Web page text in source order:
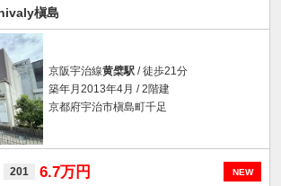
槇島
京阪宇治線黄檗駅/ 徒歩21分
築年月2013年4月 / 2階建
京都府宇治市槇島町千足
NEW
201 6.7万円